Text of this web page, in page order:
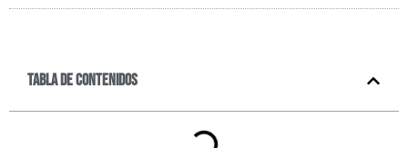
Tabla de contenidos